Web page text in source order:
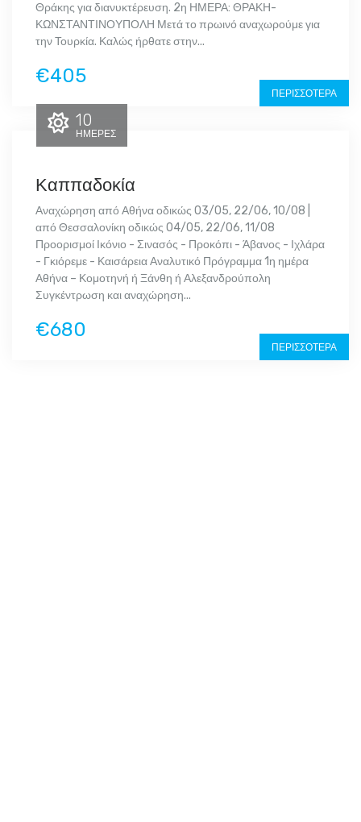
Θράκης για διανυκτέρευση. 2η ΗΜΕΡΑ: ΘΡΑΚΗ-
ΚΩΝΣΤΑΝΤΙΝΟΥΠΟΛΗ Μετά το πρωινό αναχωρούμε για
την Τουρκία. Καλώς ήρθατε στην...
€405
ΠΕΡΙΣΣΌΤΕΡΑ
10
ΗΜΈΡΕΣ
Καππαδοκία
Αναχώρηση από Αθήνα οδικώς 03/05, 22/06, 10/08 |
από Θεσσαλονίκη οδικώς 04/05, 22/06, 11/08
Προορισμοί Ικόνιο - Σινασός - Προκόπι - Άβανος - Ιχλάρα
- Γκιόρεμε - Καισάρεια Αναλυτικό Πρόγραμμα 1η ημέρα
Αθήνα – Κομοτηνή ή Ξάνθη ή Αλεξανδρούπολη
Συγκέντρωση και αναχώρηση...
€680
ΠΕΡΙΣΣΌΤΕΡΑ